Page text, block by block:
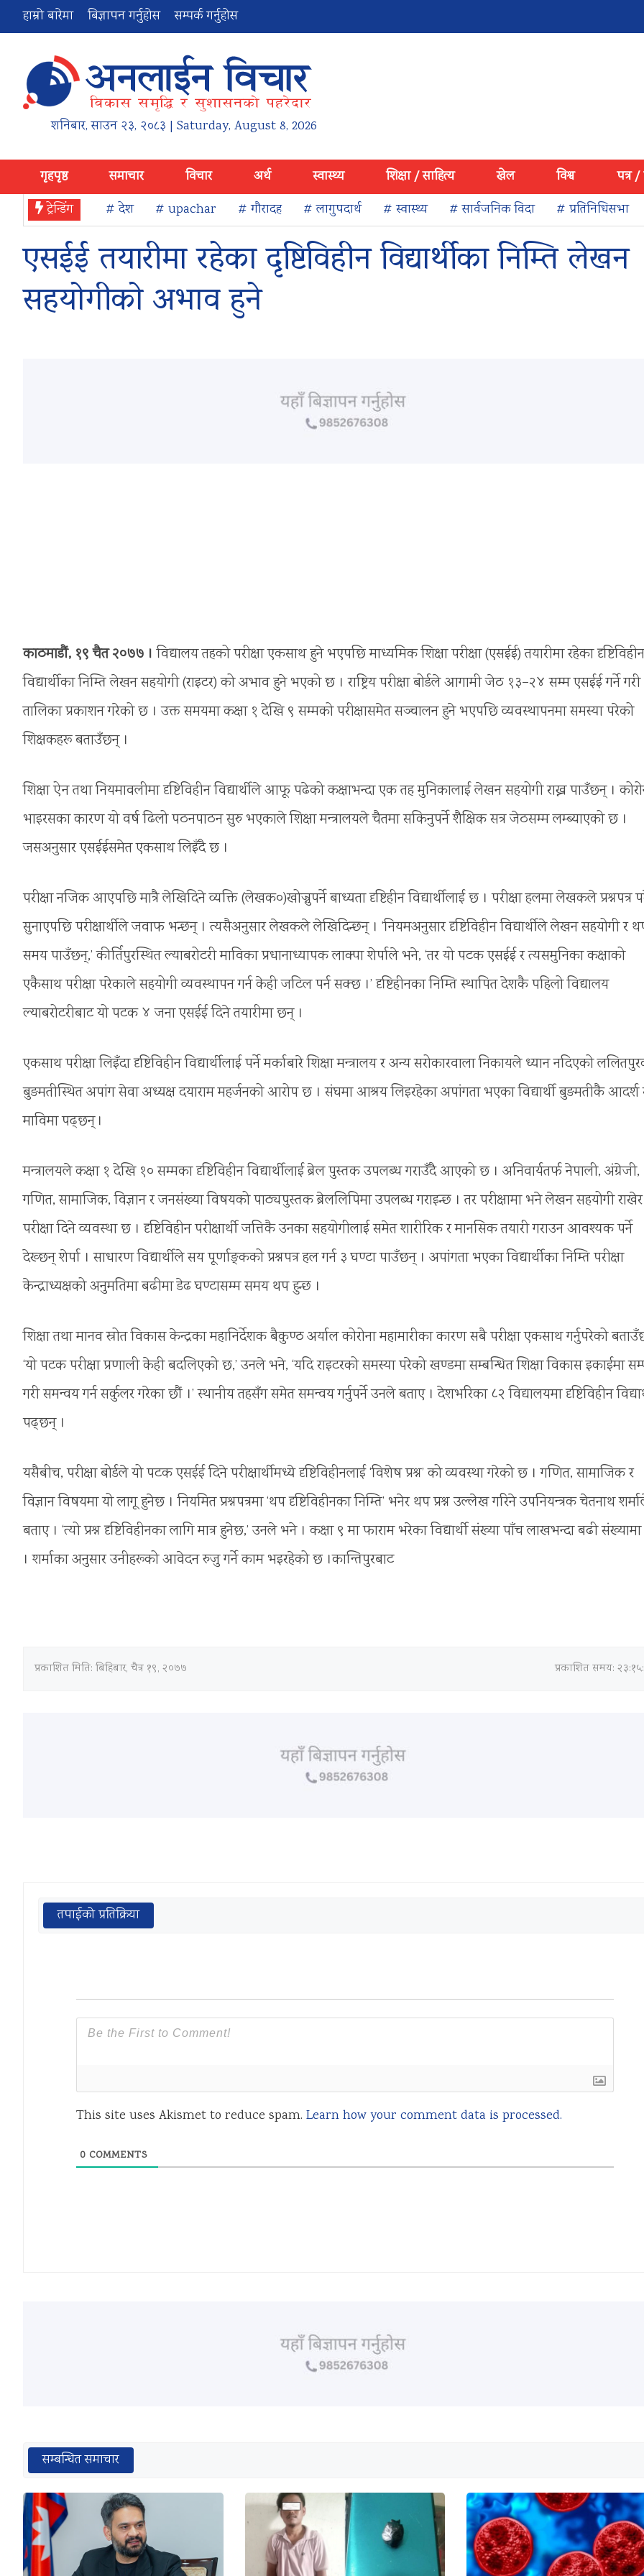
हाम्रो बारेमा बिज्ञापन गर्नुहोस सम्पर्क गर्नुहोस
शनिबार,साउन २३, २०८३ | Saturday, August 8, 2026
गृहपृष्ठ समाचार विचार अर्थ स्वास्थ्य शिक्षा / साहित्य खेल विश्व
पत्र /
ट्रेन्डिंग
# देश # upachar # गौरादह # लागुपदार्थ # स्वास्थ्य # सार्वजनिक विदा # प्रतिनिधिसभा
एसईई तयारीमा रहेका दृष्टिविहीन विद्यार्थीका निम्ति लेखन
सहयोगीको अभाव हुने
काठमाडौं, १९ चैत २०७७ । विद्यालय तहको परीक्षा एकसाथ हुने भएपछि माध्यमिक शिक्षा परीक्षा (एसईई) तयारीमा रहेका दृष्टिविहीन
विद्यार्थीका निम्ति लेखन सहयोगी (राइटर) को अभाव हुने भएको छ । राष्ट्रिय परीक्षा बोर्डले आगामी जेठ १३–२४ सम्म एसईई गर्ने गरी
तालिका प्रकाशन गरेको छ । उक्त समयमा कक्षा १ देखि ९ सम्मको परीक्षासमेत सञ्चालन हुने भएपछि व्यवस्थापनमा समस्या परेको
शिक्षकहरू बताउँछन् ।
शिक्षा ऐन तथा नियमावलीमा दृष्टिविहीन विद्यार्थीले आफू पढेको कक्षाभन्दा एक तह मुनिकालाई लेखन सहयोगी राख्न पाउँछन् ।
भाइरसका कारण यो वर्ष ढिलो पठनपाठन सुरु भएकाले शिक्षा मन्त्रालयले चैतमा सकिनुपर्ने शैक्षिक सत्र जेठसम्म लम्ब्याएको छ ।
जसअनुसार एसईईसमेत एकसाथ लिइँदै छ ।
परीक्षा नजिक आएपछि मात्रै लेखिदिने व्यक्ति (लेखक०)खोज्नुपर्ने बाध्यता दृष्टिहीन विद्यार्थीलाई छ । परीक्षा हलमा लेखकले प्रश्नपत्र
सुनाएपछि परीक्षार्थीले जवाफ भन्छन् । त्यसैअनुसार लेखकले लेखिदिन्छन् । ‘नियमअनुसार दृष्टिविहीन विद्यार्थीले लेखन सहयोगी र
समय पाउँछन्,’ कीर्तिपुरस्थित ल्याबरोटरी माविका प्रधानाध्यापक लाक्पा शेर्पाले भने, ‘तर यो पटक एसईई र त्यसमुनिका कक्षाको
एकैसाथ परीक्षा परेकाले सहयोगी व्यवस्थापन गर्न केही जटिल पर्न सक्छ ।’ दृष्टिहीनका निम्ति स्थापित देशकै पहिलो विद्यालय
ल्याबरोटरीबाट यो पटक ४ जना एसईई दिने तयारीमा छन् ।
एकसाथ परीक्षा लिइँदा दृष्टिविहीन विद्यार्थीलाई पर्ने मर्काबारे शिक्षा मन्त्रालय र अन्य सरोकारवाला निकायले ध्यान नदिएको
बुङमतीस्थित अपांग सेवा अध्यक्ष दयाराम महर्जनको आरोप छ । संघमा आश्रय लिइरहेका अपांगता भएका विद्यार्थी बुङमतीकै
माविमा पढ्छन् ।
मन्त्रालयले कक्षा १ देखि १० सम्मका दृष्टिविहीन विद्यार्थीलाई ब्रेल पुस्तक उपलब्ध गराउँदै आएको छ । अनिवार्यतर्फ नेपाली, अंग्रेजी,
गणित, सामाजिक, विज्ञान र जनसंख्या विषयको पाठ्यपुस्तक ब्रेललिपिमा उपलब्ध गराइन्छ । तर परीक्षामा भने लेखन सहयोगी राखेर
परीक्षा दिने व्यवस्था छ । दृष्टिविहीन परीक्षार्थी जत्तिकै उनका सहयोगीलाई समेत शारीरिक र मानसिक तयारी गराउन आवश्यक पर्ने
देख्छन् शेर्पा । साधारण विद्यार्थीले सय पूर्णाङ्कको प्रश्नपत्र हल गर्न ३ घण्टा पाउँछन् । अपांगता भएका विद्यार्थीका निम्ति परीक्षा
केन्द्राध्यक्षको अनुमतिमा बढीमा डेढ घण्टासम्म समय थप हुन्छ ।
शिक्षा तथा मानव स्रोत विकास केन्द्रका महानिर्देशक बैकुण्ठ अर्याल कोरोना महामारीका कारण सबै परीक्षा एकसाथ गर्नुपरेको
‘यो पटक परीक्षा प्रणाली केही बदलिएको छ,’ उनले भने, ‘यदि राइटरको समस्या परेको खण्डमा सम्बन्धित शिक्षा विकास इकाईमा
गरी समन्वय गर्न सर्कुलर गरेका छौं ।’ स्थानीय तहसँग समेत समन्वय गर्नुपर्ने उनले बताए । देशभरिका ८२ विद्यालयमा दृष्टिविहीन
पढ्छन् ।
यसैबीच, परीक्षा बोर्डले यो पटक एसईई दिने परीक्षार्थीमध्ये दृष्टिविहीनलाई ‘विशेष प्रश्न’ को व्यवस्था गरेको छ । गणित, सामाजिक र
विज्ञान विषयमा यो लागू हुनेछ । नियमित प्रश्नपत्रमा ‘थप दृष्टिविहीनका निम्ति’ भनेर थप प्रश्न उल्लेख गरिने उपनियन्त्रक चेतनाथ
बताए । ‘त्यो प्रश्न दृष्टिविहीनका लागि मात्र हुनेछ,’ उनले भने । कक्षा ९ मा फाराम भरेका विद्यार्थी संख्या पाँच लाखभन्दा बढी
। शर्माका अनुसार उनीहरूको आवेदन रुजु गर्ने काम भइरहेको छ ।कान्तिपुरबाट
प्रकाशित मिति: बिहिबार, चैत्र १९, २०७७ प्रकाशित समय:
तपाईको प्रतिक्रिया
This site uses Akismet to reduce spam. Learn how your comment data is processed.
0 COMMENTS
सम्बन्धित समाचार